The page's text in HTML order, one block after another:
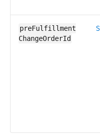
preFulfillment​
ChangeOrderId